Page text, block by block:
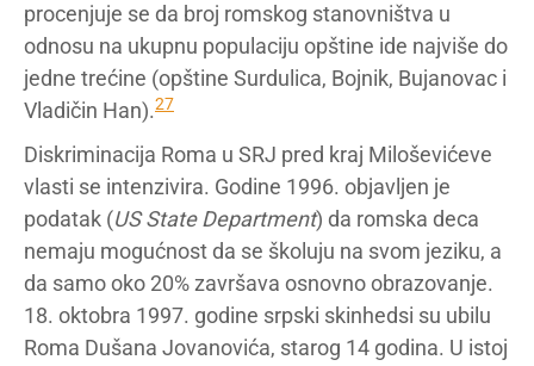
procenjuje se da broj romskog stanovništva u
odnosu na ukupnu populaciju opštine ide najviše do
jedne trećine (opštine Surdulica, Bojnik, Bujanovac i
Vladičin Han).27
Diskriminacija Roma u SRJ pred kraj Miloševićeve
vlasti se intenzivira. Godine 1996. objavljen je
podatak (US State Department) da romska deca
nemaju mogućnost da se školuju na svom jeziku, a
da samo oko 20% završava osnovno obrazovanje.
18. oktobra 1997. godine srpski skinhedsi su ubilu
Roma Dušana Jovanovića, starog 14 godina. U istoj